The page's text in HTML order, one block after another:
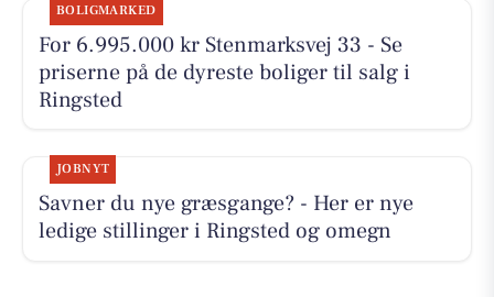
BOLIGMARKED
For 6.995.000 kr Stenmarksvej 33 - Se
priserne på de dyreste boliger til salg i
Ringsted
JOBNYT
Savner du nye græsgange? - Her er nye
ledige stillinger i Ringsted og omegn